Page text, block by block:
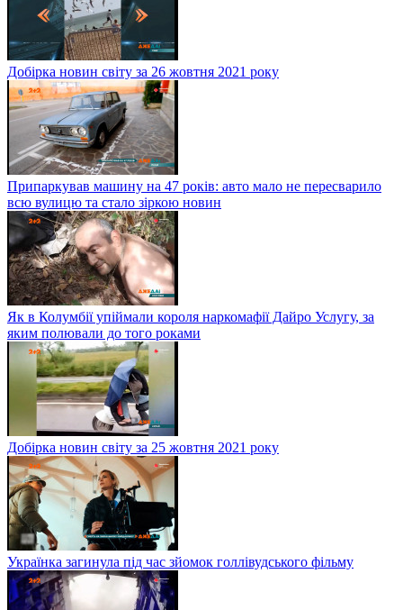
Добірка новин світу за 26 жовтня 2021 року
Припаркував машину на 47 років: авто мало не пересварило
всю вулицю та стало зіркою новин
Як в Колумбії упіймали короля наркомафії Дайро Услугу, за
яким полювали до того роками
Добірка новин світу за 25 жовтня 2021 року
Українка загинула під час зйомок голлівудського фільму